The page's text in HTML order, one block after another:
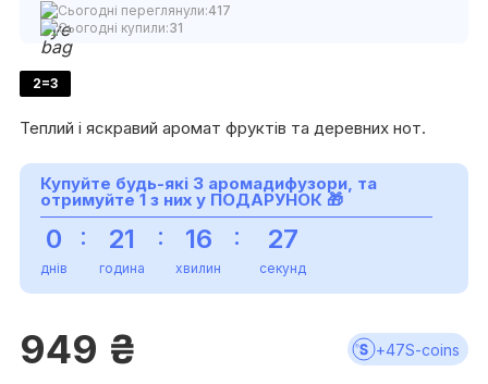
Сьогодні переглянули:417
Сьогодні купили:31
2=3
Теплий і яскравий аромат фруктів та деревних нот.
Купуйте будь-які 3 аромадифузори, та
отримуйте 1 з них у ПОДАРУНОК 🎁
0
днів
: 21
година
: 16
хвилин
: 27
секунд
949 ₴ +47S-coins